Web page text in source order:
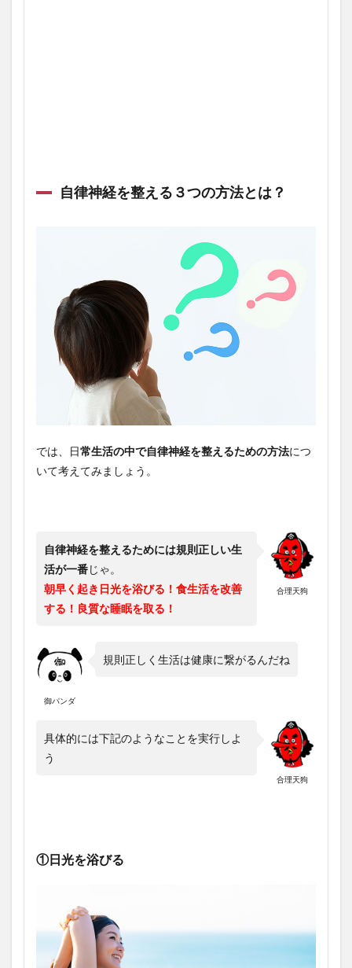
自律神経を整える３つの方法とは？
では、日常生活の中で自律神経を整えるための方法につ
いて考えてみましょう。
合理天狗
自律神経を整えるためには規則正しい生
活が一番じゃ。
朝早く起き日光を浴びる！食生活を改善
する！良質な睡眠を取る！
御パンダ
規則正しく生活は健康に繋がるんだね
合理天狗
具体的には下記のようなことを実行しよ
う
①日光を浴びる